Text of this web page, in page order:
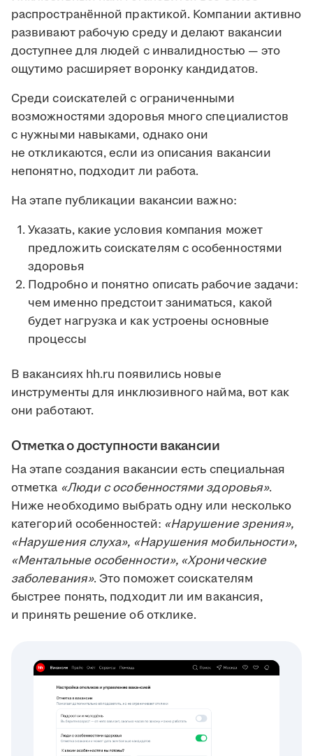
распространённой практикой. Компании активно
развивают рабочую среду и делают вакансии
доступнее для людей с инвалидностью — это
ощутимо расширяет воронку кандидатов.
Среди соискателей с ограниченными
возможностями здоровья много специалистов
с нужными навыками, однако они
не откликаются, если из описания вакансии
непонятно, подходит ли работа.
На этапе публикации вакансии важно:
Указать, какие условия компания может
предложить соискателям с особенностями
здоровья
Подробно и понятно описать рабочие задачи:
чем именно предстоит заниматься, какой
будет нагрузка и как устроены основные
процессы
В вакансиях hh.ru появились новые
инструменты для инклюзивного найма, вот как
они работают.
Отметка о доступности вакансии
На этапе создания вакансии есть специальная
отметка «Люди с особенностями здоровья».
Ниже необходимо выбрать одну или несколько
категорий особенностей: «Нарушение зрения»,
«Нарушения слуха», «Нарушения мобильности»,
«Ментальные особенности», «Хронические
заболевания». Это поможет соискателям
быстрее понять, подходит ли им вакансия,
и принять решение об отклике.